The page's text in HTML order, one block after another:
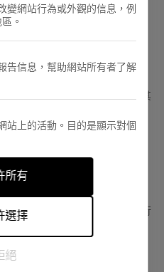
變網站行為或外觀的信息，例
。
告信息，幫助網站所有者了解
站上的活動。目的是顯示對個
所有
選擇
絕
第 8 点。
品或服务感兴趣的人的查询、
。
同意为一个或多个特定目的处理其
过维持处理目的所需的时间；
当的安全措施删除数据，以确
透露给第三方。数据不会进行
的数据，并限制或反对对其进行
规，您有权向监管机构
derechos/index.html）提出投
Juan 6, 28001, Madrid。